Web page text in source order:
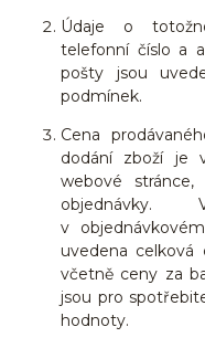
Údaje o
telefonní číslo a
pošty jsou
podmínek.
Cena
dodání zboží je
webové
objednávky.
v
uvedena celková
včetně ceny za
jsou pro
hodnoty.